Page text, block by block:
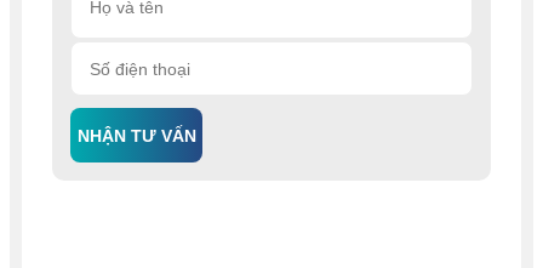
NHẬN TƯ VẤN